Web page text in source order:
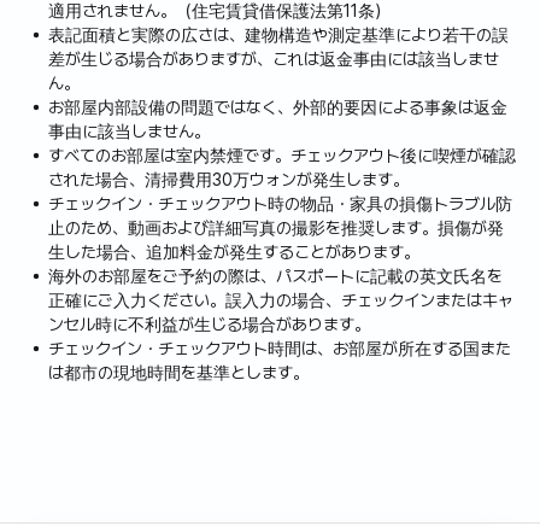
ンダもあります。
駐車100％、CCTV（廊下、出入口、、駐車場）8台24時
間撮影。
宿泊施設は都市型生活住宅5坪です。（小型住宅）、防音
施設完璧です。
現状KTケーブル使用中、モデム上にWi-Fi使用に必要なパ
スワードが記載されています。
-夏には温水専用設定、白色ボイラー調整器の温度を60℃
に合わせると夏には温水専用に設定風。
- 駐車場は前面、背面とも追って可能です。
-CCTV 8台で駐車場と玄関に調整されています。
- コーヒーポートの準備。壊れた水を使用して、
-喫煙は、駐車場など外部でのみ可能です。 -次のユーザー
適用されません。（住宅賃貸借保護法第11条）
表記面積と実際の広さは、建物構造や測定基準により若干の誤
差が生じる場合がありますが、これは返金事由には該当しませ
ん。
お部屋内部設備の問題ではなく、外部的要因による事象は返金
事由に該当しません。
すべてのお部屋は室内禁煙です。チェックアウト後に喫煙が確認
された場合、清掃費用30万ウォンが発生します。
チェックイン・チェックアウト時の物品・家具の損傷トラブル防
止のため、動画および詳細写真の撮影を推奨します。損傷が発
生した場合、追加料金が発生することがあります。
海外のお部屋をご予約の際は、パスポートに記載の英文氏名を
正確にご入力ください。誤入力の場合、チェックインまたはキャ
ンセル時に不利益が生じる場合があります。
チェックイン・チェックアウト時間は、お部屋が所在する国また
は都市の現地時間を基準とします。